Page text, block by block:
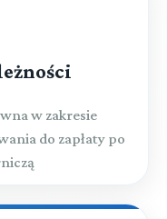
w zakresie
do zapłaty po